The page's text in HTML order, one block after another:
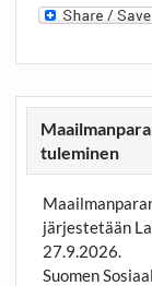
tuleminen
järjestetään
27.9.2026.
Suomen